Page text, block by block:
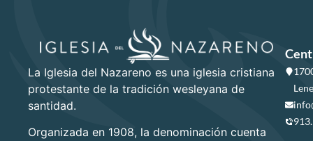
La Iglesia del Nazareno es una iglesia cristiana
protestante de la tradición wesleyana de
santidad.
Organizada en 1908, la denominación cuenta